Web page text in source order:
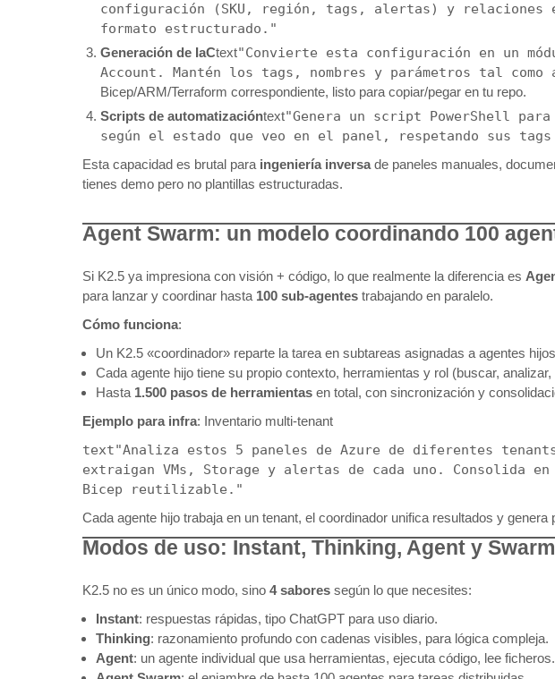
configuración (SKU, región, tags, alertas) y relaciones
formato estructurado."
Generación de IaCtext"Convierte esta configuración en un
Account. Mantén los tags, nombres y parámetros tal como
Bicep/ARM/Terraform correspondiente, listo para copiar/pegar en tu repo.
Scripts de automatizacióntext"Genera un script PowerShell para
según el estado que veo en el panel, respetando sus tags
Esta capacidad es brutal para ingeniería inversade paneles manuales,
tienes demo pero no plantillas estructuradas.
Agent Swarm: un modelo coordinando 100
Si K2.5 ya impresiona con visión + código, lo que realmente la diferencia es
para lanzar y coordinar hasta 100 sub-agentes trabajando en paralelo.
Cómo funciona:
Un K2.5 «coordinador» reparte la tarea en subtareas asignadas a agentes
Cada agente hijo tiene su propio contexto, herramientas y rol (buscar,
Hasta 1.500 pasos de herramientas en total, con sincronización y
Ejemplo para infra: Inventario multi-tenant
text"Analiza estos 5 paneles de Azure de diferentes
extraigan VMs, Storage y alertas de cada uno. Consolida
Cada agente hijo trabaja en un tenant, el coordinador unifica resultados y genera
Modos de uso: Instant, Thinking, Agent y Swarm
K2.5 no es un único modo, sino 4 sabores según lo que necesites:
Instant: respuestas rápidas, tipo ChatGPT para uso diario.
Thinking: razonamiento profundo con cadenas visibles, para lógica compleja.
Agent: un agente individual que usa herramientas, ejecuta código, lee ficheros.